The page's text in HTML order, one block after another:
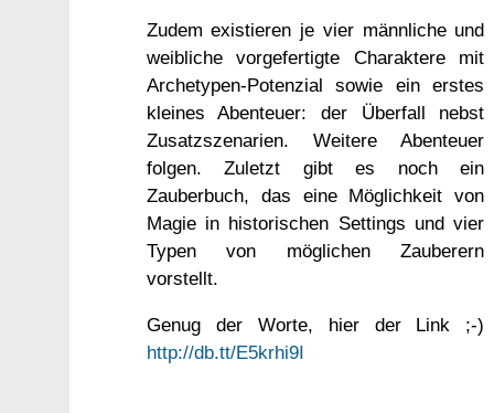
Zudem existieren je vier männliche und
weibliche vorgefertigte Charaktere mit
Archetypen-Potenzial sowie ein erstes
kleines Abenteuer: der Überfall nebst
Zusatzszenarien. Weitere Abenteuer
folgen. Zuletzt gibt es noch ein
Zauberbuch, das eine Möglichkeit von
Magie in historischen Settings und vier
Typen von möglichen Zauberern
vorstellt.
Genug der Worte, hier der Link ;-)
http://db.tt/E5krhi9I